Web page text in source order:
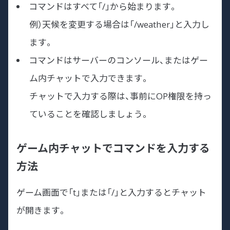
コマンドはすべて「/」から始まります。
例）天候を変更する場合は「/weather」と入力し
ます。
コマンドはサーバーのコンソール、またはゲー
ム内チャットで入力できます。
チャットで入力する際は、事前にOP権限を持っ
ていることを確認しましょう。
ゲーム内チャットでコマンドを入力する
方法
ゲーム画面で「t」または「/」と入力するとチャット
が開きます。